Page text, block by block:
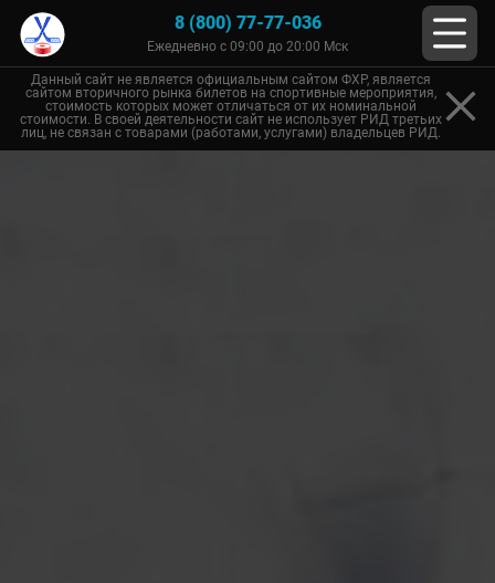
8 (800) 77-77-036
Ежедневно с 09:00 до 20:00 Мск
Данный сайт не является официальным сайтом ФХР, является
сайтом вторичного рынка билетов на спортивные мероприятия,
стоимость которых может отличаться от их номинальной
стоимости. В своей деятельности сайт не использует РИД третьих
лиц, не связан с товарами (работами, услугами) владельцев РИД.